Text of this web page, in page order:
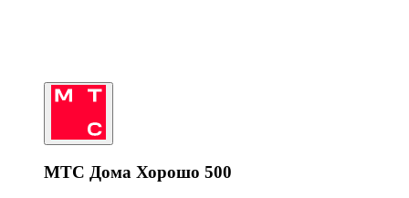
МТС Дома Хорошо 500